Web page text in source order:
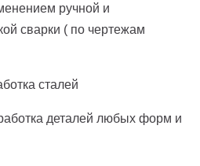
ручной и
сварки ( по чертежам
сталей
деталей любых форм и